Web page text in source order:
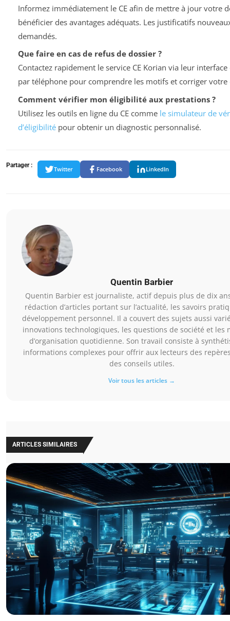
Informez immédiatement le CE afin de mettre à jour votre
bénéficier des avantages adéquats. Les justificatifs
demandés.
Que faire en cas de refus de dossier ?
Contactez rapidement le service CE Korian via leur
par téléphone pour comprendre les motifs et corriger votre
Comment vérifier mon éligibilité aux prestations ?
Utilisez les outils en ligne du CE comme le simulateur de
d’éligibilitépour obtenir un diagnostic personnalisé.
Partager : Twitter Facebook LinkedIn
Quentin Barbier
Quentin Barbier est journaliste, actif depuis plus de dix
rédaction d’articles portant sur l’actualité, les savoirs
développement personnel. Il a couvert des sujets aussi
innovations technologiques, les questions de société et les
d’organisation quotidienne. Son travail consiste à
informations complexes pour offrir aux lecteurs des
des conseils utiles.
Voir tous les articles →
ARTICLES SIMILAIRES